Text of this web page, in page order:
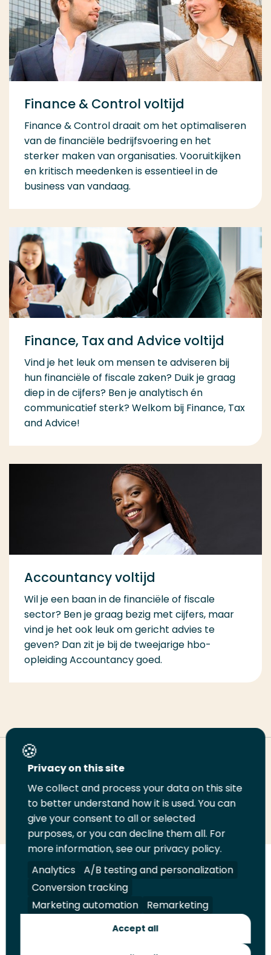
Finance & Control voltijd
Finance & Control draait om het optimaliseren
van de financiële bedrijfsvoering en het
sterker maken van organisaties. Vooruitkijken
en kritisch meedenken is essentieel in de
business van vandaag.
Finance, Tax and Advice voltijd
Vind je het leuk om mensen te adviseren bij
hun financiële of fiscale zaken? Duik je graag
diep in de cijfers? Ben je analytisch én
communicatief sterk? Welkom bij Finance, Tax
and Advice!
Accountancy voltijd
Wil je een baan in de financiële of fiscale
sector? Ben je graag bezig met cijfers, maar
vind je het ook leuk om gericht advies te
geven? Dan zit je bij de tweejarige hbo-
opleiding Accountancy goed.
Deel deze pagina
Deel
LinkedIn
Deel
op
Twitter
Deel
op
Facebook
Email
deze
pagina
Print
deze
pagina
Volg
ons
op
LinkedIn
Volg
ons
op
Facebook
Volg
ons
op
YouTube
Volg
ons
op
Instagram
Juridisch Security A-Z Index
Contact
Privacy on this site
We collect and process your data on this site
to better understand how it is used. You can
give your consent to all or selected
purposes, or you can decline them all. For
more information, see our privacy policy.
Analytics
A/B testing and personalization
Conversion tracking
Marketing automation
Remarketing
Accept all